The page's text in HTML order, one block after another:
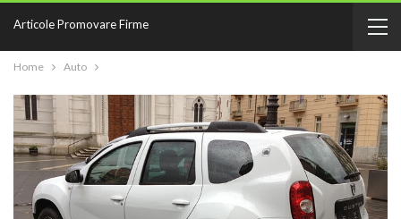
Articole Promovare Firme
Home Auto